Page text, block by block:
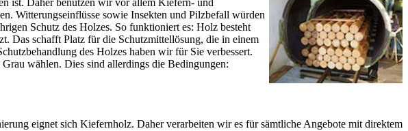
ist. Daher benutzen wir vor allem Kiefern- und
Witterungseinflüsse sowie Insekten und Pilzbefall würden
Schutz des Holzes. So funktioniert es: Holz besteht
Das schafft Platz für die Schutzmittellösung, die in einem
des Holzes haben wir für Sie verbessert.
wählen. Dies sind allerdings die Bedingungen:
eignet sich Kiefernholz. Daher verarbeiten wir es für sämtliche Angebote mit direktem